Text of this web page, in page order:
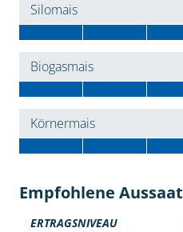
Silomais
Biogasmais
Körnermais
Empfohlene
ERTRAGSNIVEAU